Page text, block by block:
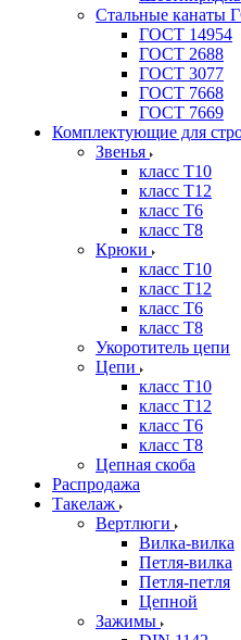
Стальные канаты
ГОСТ 14954
ГОСТ 2688
ГОСТ 3077
ГОСТ 7668
ГОСТ 7669
Комплектующие для
Звенья
класс Т10
класс Т12
класс Т6
класс Т8
Крюки
класс Т10
класс Т12
класс Т6
класс Т8
Укоротитель цепи
Цепи
класс Т10
класс Т12
класс Т6
класс Т8
Цепная скоба
Распродажа
Такелаж
Вертлюги
Вилка-вилка
Петля-вилка
Петля-петля
Цепной
Зажимы